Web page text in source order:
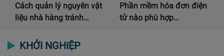
Cách quản lý nguyên vật
liệu nhà hàng tránh…
Phần mềm hóa đơn điện
tử nào phù hợp…
KHỞI NGHIỆP